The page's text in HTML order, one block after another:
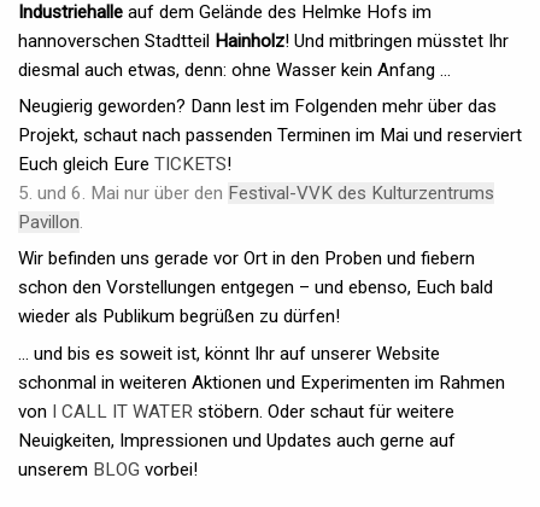
Industriehalle auf dem Gelände des Helmke Hofs im
hannoverschen Stadtteil
Hainholz! Und mitbringen müsstet Ihr
diesmal auch etwas, denn: ohne Wasser kein Anfang ...
Neugierig geworden? Dann lest im Folgenden mehr über das
Projekt, schaut nach passenden Terminen im Mai und reserviert
Euch gleich Eure TICKETS!
5. und 6. Mai nur über den Festival-VVK des Kulturzentrums
Pavillon.
Wir befinden uns gerade vor Ort in den Proben und fiebern
schon den Vorstellungen entgegen – und ebenso, Euch bald
wieder als Publikum begrüßen zu dürfen!
... und bis es soweit ist, könnt Ihr auf unserer Website
schonmal in weiteren Aktionen und Experimenten im Rahmen
von I CALL IT WATER stöbern. Oder schaut für weitere
Neuigkeiten, Impressionen und Updates auch gerne auf
unserem BLOG vorbei!